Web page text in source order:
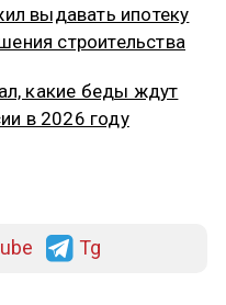
выдавать ипотеку
строительства
какие беды ждут
в 2026 году
Tg